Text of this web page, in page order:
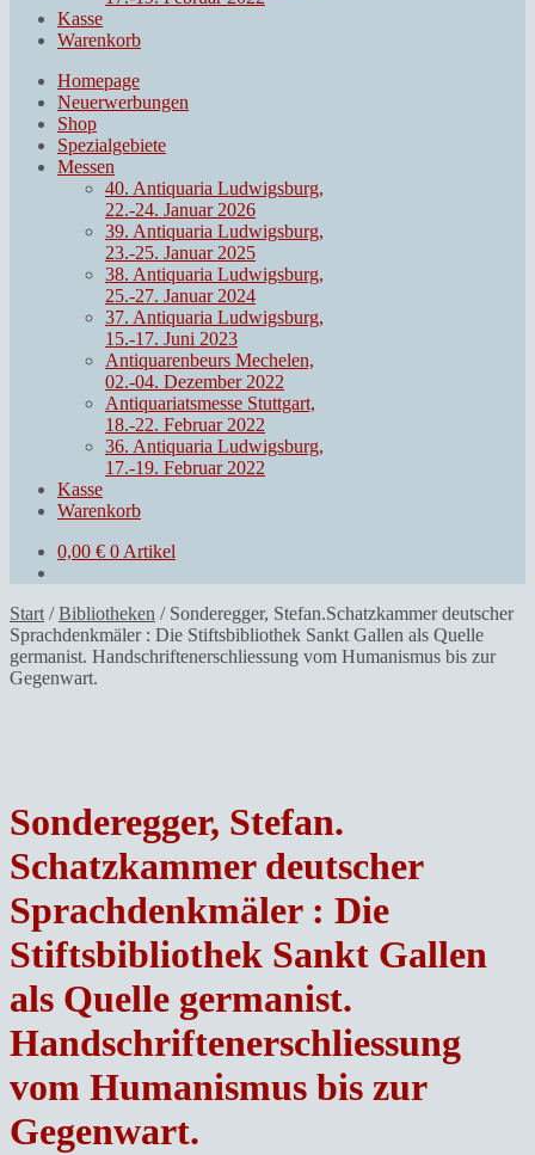
Kasse
Warenkorb
Homepage
Neuerwerbungen
Shop
Spezialgebiete
Messen
40. Antiquaria Ludwigsburg,
22.-24. Januar 2026
39. Antiquaria Ludwigsburg,
23.-25. Januar 2025
38. Antiquaria Ludwigsburg,
25.-27. Januar 2024
37. Antiquaria Ludwigsburg,
15.-17. Juni 2023
Antiquarenbeurs Mechelen,
02.-04. Dezember 2022
Antiquariatsmesse Stuttgart,
18.-22. Februar 2022
36. Antiquaria Ludwigsburg,
17.-19. Februar 2022
Kasse
Warenkorb
0,00 € 0 Artikel
Start /Bibliotheken / Sonderegger, Stefan.Schatzkammer deutscher
Sprachdenkmäler : Die Stiftsbibliothek Sankt Gallen als Quelle
germanist. Handschriftenerschliessung vom Humanismus bis zur
Gegenwart.
Sonderegger, Stefan.
Schatzkammer deutscher
Sprachdenkmäler : Die
Stiftsbibliothek Sankt Gallen
als Quelle germanist.
Handschriftenerschliessung
vom Humanismus bis zur
Gegenwart.